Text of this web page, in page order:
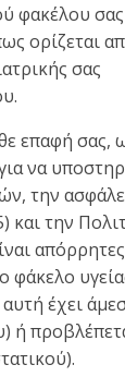
φακέλου
ορίζεται
σας
επαφή σας,
να
την
και την
φάκελο
έχει
ή